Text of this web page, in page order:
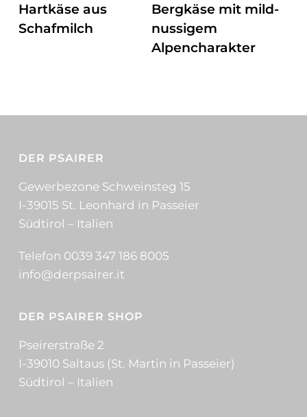
Hartkäse aus
Schafmilch
Bergkäse mit mild-
nussigem
Alpencharakter
DER PSAIRER
Gewerbezone Schweinsteg 15
I-39015 St. Leonhard in Passeier
Südtirol – Italien
Telefon 0039 347 186 8005
info@derpsairer.it
DER PSAIRER SHOP
Pseirerstraße 2
I-39010 Saltaus (St. Martin in Passeier)
Südtirol – Italien